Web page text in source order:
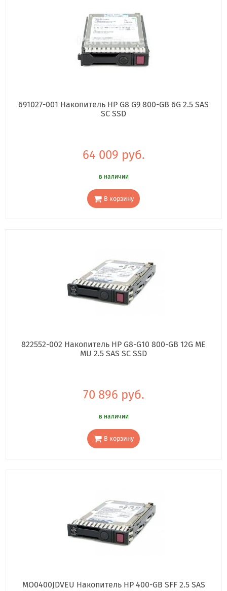
691027-001 Накопитель HP G8 G9 800-GB 6G 2.5 SAS
SC SSD
64 009 руб.
в наличии
В корзину
822552-002 Накопитель HP G8-G10 800-GB 12G ME
MU 2.5 SAS SC SSD
70 896 руб.
в наличии
В корзину
MO0400JDVEU Накопитель HP 400-GB SFF 2.5 SAS